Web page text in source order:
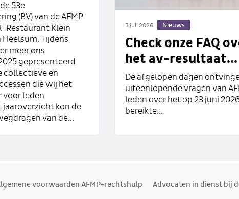
53e
(BV) van de AFMP
Restaurant Klein
Tijdens
meer ons
gepresenteerd
collectieve en
die wij het
voor leden
jaaroverzicht kon de
van de...
3 juli 2026 Nieuws
Check onze FAQ
het av-resultaat...
De afgelopen dagen
uiteenlopende vragen van
leden over het op 23 juni
bereikte...
voorwaarden AFMP-rechtshulp Advocaten in dienst bij